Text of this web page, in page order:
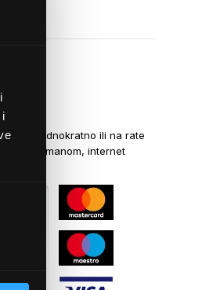
i
jednokratno ili na rate
virmanom, internet